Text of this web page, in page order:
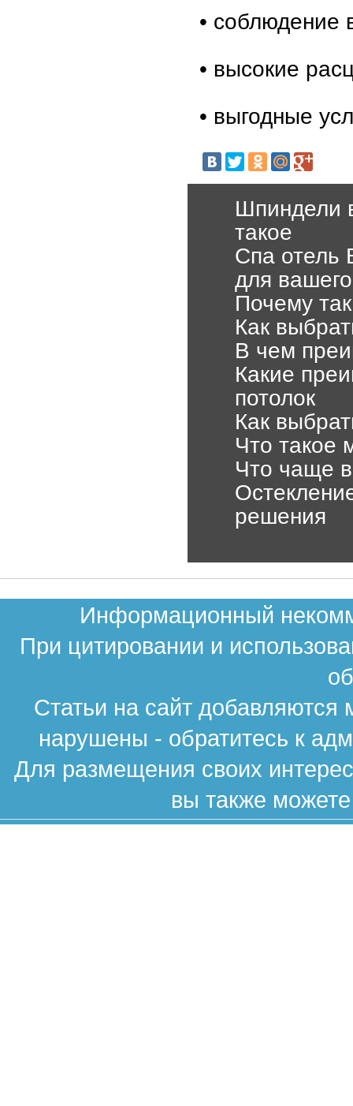
• соблюдение
• высокие
• выгодные
Шпиндели
такое
Спа отель
для
Почему
Как
В чем
Какие
потолок
Как
Что такое
Что чаще
решения
Информационный
При цитировании и
Статьи на сайт
нарушены - обратитесь к
Для размещения своих
вы также